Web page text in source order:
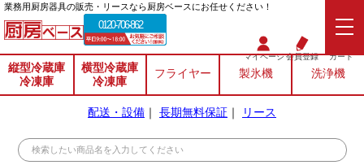
業務⽤厨房器具の販売・リースなら厨房ベースにお任せください！
0120-706-862
マイページ会員登録 カート
縦型冷蔵庫
冷凍庫
横型冷蔵庫
冷凍庫
フライヤー 製氷機 洗浄機
配送・設備 ｜ 長期無料保証 ｜ リース